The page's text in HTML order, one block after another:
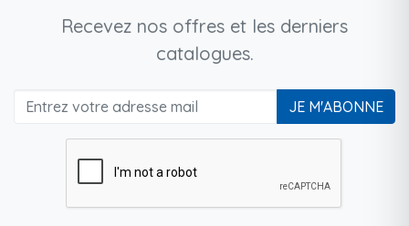
Recevez nos offres et les derniers
catalogues.
JE M'ABONNE